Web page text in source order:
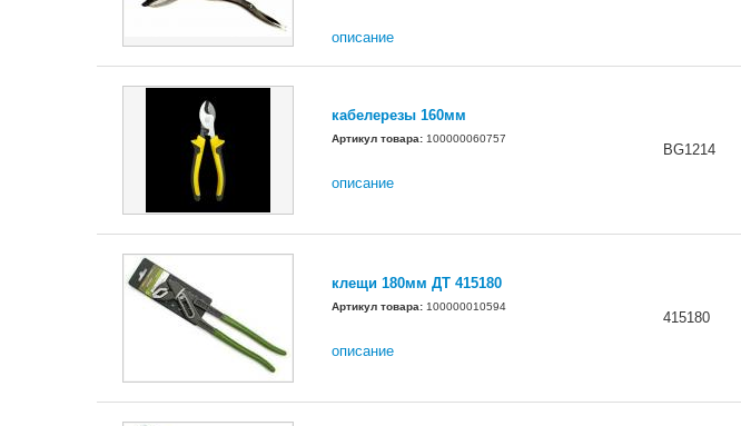
описание
кабелерезы 160мм
Артикул товара: 100000060757
описание
BG1214
клещи 180мм ДТ 415180
Артикул товара: 100000010594
описание
415180